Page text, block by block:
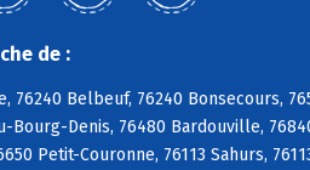
de :
Belbeuf, 76240 Bonsecours,
Bourg-Denis, 76480 Bardouville,
Petit-Couronne, 76113 Sahurs,